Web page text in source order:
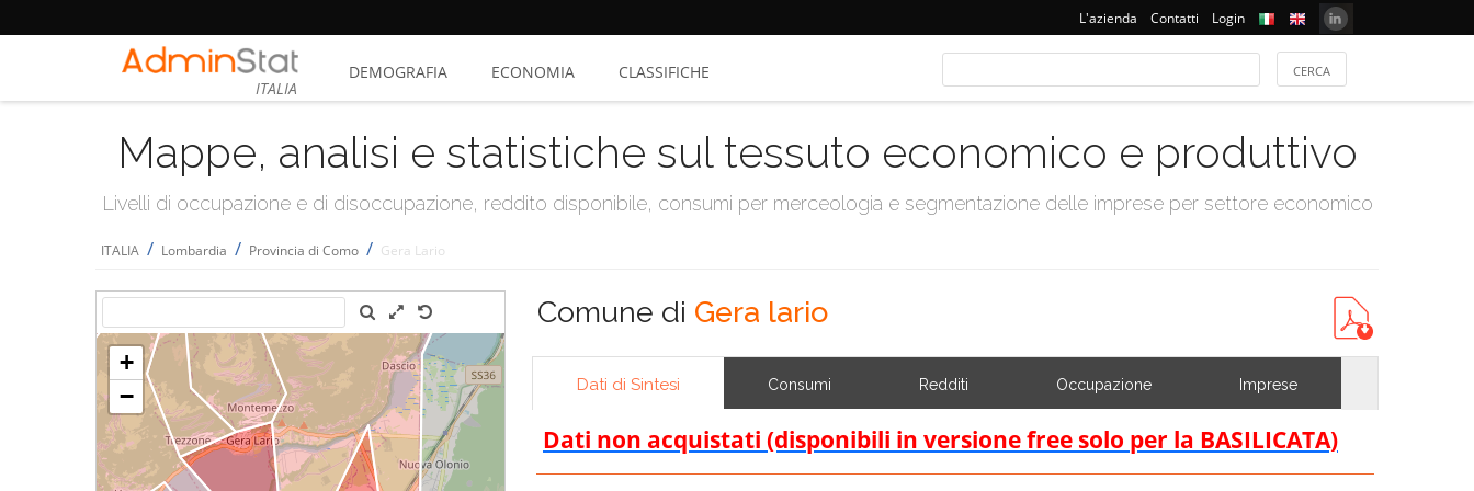
L'azienda Contatti Login
ITALIA
DEMOGRAFIA ECONOMIA CLASSIFICHE
Mappe, analisi e statistiche sul tessuto economico e produttivo
Livelli di occupazione e di disoccupazione, reddito disponibile, consumi per merceologia e segmentazione delle imprese per settore economico
ITALIA / Lombardia / Provincia di Como / Gera Lario
Comune di Gera lario
Dati di Sintesi Consumi Redditi Occupazione Imprese
Dati non acquistati (disponibili in versione free solo per la BASILICATA)